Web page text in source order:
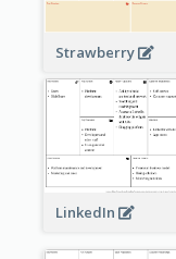
Strawberry
LinkedIn